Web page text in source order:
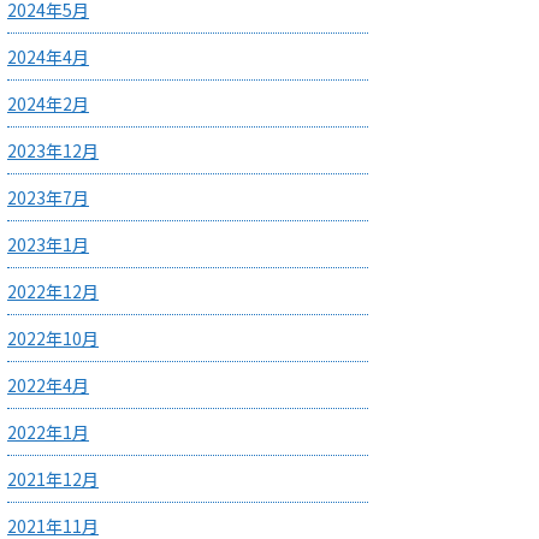
2024年5月
2024年4月
2024年2月
2023年12月
2023年7月
2023年1月
2022年12月
2022年10月
2022年4月
2022年1月
2021年12月
2021年11月